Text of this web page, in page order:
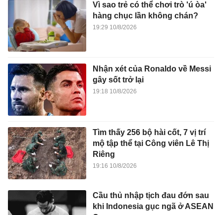
Vì sao trẻ có thể chơi trò 'ú òa'
hàng chục lần không chán?
19:29 10/8/2026
Nhận xét của Ronaldo về Messi
gây sốt trở lại
19:18 10/8/2026
Tìm thấy 256 bộ hài cốt, 7 vị trí
mộ tập thể tại Công viên Lê Thị
Riêng
19:16 10/8/2026
Cầu thủ nhập tịch đau đớn sau
khi Indonesia gục ngã ở ASEAN